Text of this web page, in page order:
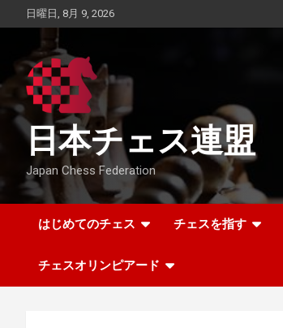
to
日曜日, 8月 9, 2026
日本チェス連盟
Japan Chess Federation
はじめてのチェス チェスを指す
チェスオリンピアード